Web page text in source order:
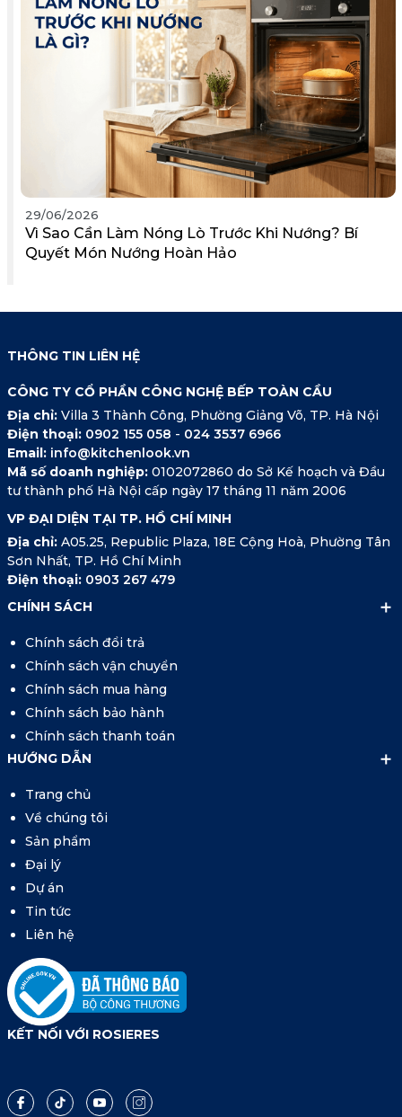
29/06/2026
Vì Sao Cần Làm Nóng Lò Trước Khi Nướng? Bí
Quyết Món Nướng Hoàn Hảo
THÔNG TIN LIÊN HỆ
CÔNG TY CỔ PHẦN CÔNG NGHỆ BẾP TOÀN CẦU
Địa chỉ: Villa 3 Thành Công, Phường Giảng Võ, TP. Hà Nội
Điện thoại: 0902 155 058 - 024 3537 6966
Email: info@kitchenlook.vn
Mã số doanh nghiệp:0102072860 do Sở Kế hoạch và Đầu
tư thành phố Hà Nội cấp ngày 17 tháng 11 năm 2006
VP ĐẠI DIỆN TẠI TP. HỒ CHÍ MINH
Địa chỉ: A05.25, Republic Plaza, 18E Cộng Hoà, Phường Tân
Sơn Nhất, TP. Hồ Chí Minh
Điện thoại: 0903 267 479
CHÍNH SÁCH
Chính sách đổi trả
Chính sách vận chuyển
Chính sách mua hàng
Chính sách bảo hành
Chính sách thanh toán
HƯỚNG DẪN
Trang chủ
Về chúng tôi
Sản phẩm
Đại lý
Dự án
Tin tức
Liên hệ
KẾT NỐI VỚI ROSIERES